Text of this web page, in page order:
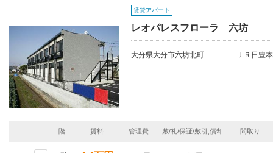
賃貸アパート
レオパレスフローラ 六坊
大分県大分市六坊北町 ＪＲ日豊
階 賃料 管理費 敷/礼/保証/敷引,償却 間取り